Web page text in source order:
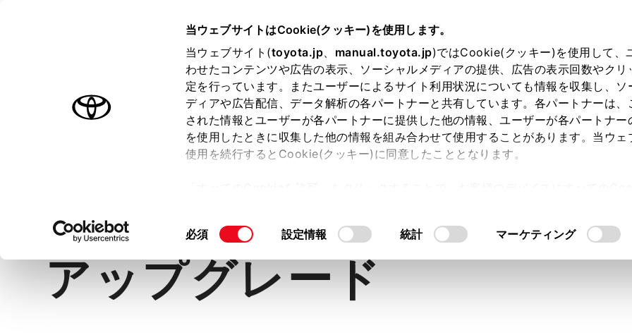
当ウェブサイトはCookie(クッキー)を使用します。
当ウェブサイト(toyota.jp、 manual.toyota.jp)ではCookie(クッキー)を使用して、
わせたコンテンツや広告の表示、ソーシャルメディアの提供、広告の表示回数やクリ
定を行っています。またユーザーによるサイト利用状況についても情報を収集し、ソ
ディアや広告配信、データ解析の各パートナーと共有しています。各パートナーは、
された情報とユーザーが各パートナーに提供した他の情報、ユーザーが各パートナー
を使用したときに収集した他の情報を組み合わせて使用することがあります。当ウェ
使用を続行するとCookie(クッキー)に同意したこととなります。
て」をご覧ください。
同
の
選
択
必須 設定情報 統計 マーケティング
オーナーサポート トピックス
ノア
アップグレード